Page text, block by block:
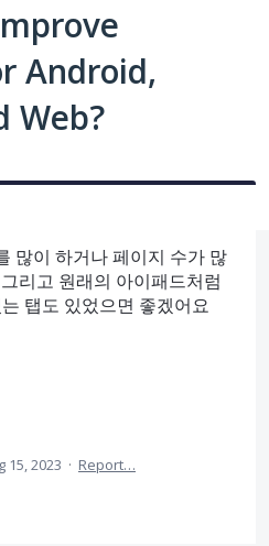
Android,
Web?
많이 하거나 페이지 수가 많
리고 원래의 아이패드처럼
탭도 있었으면 좋겠어요
15, 2023 · Report…